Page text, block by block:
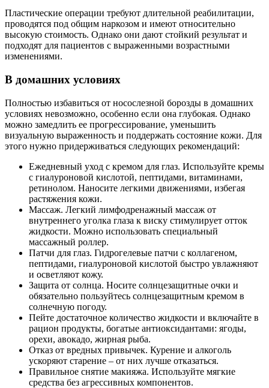
Пластические операции требуют длительной реабилитации,
проводятся под общим наркозом и имеют относительно
высокую стоимость. Однако они дают стойкий результат и
подходят для пациентов с выраженными возрастными
изменениями.
В домашних условиях
Полностью избавиться от носослезной борозды в домашних
условиях невозможно, особенно если она глубокая. Однако
можно замедлить ее прогрессирование, уменьшить
визуальную выраженность и поддержать состояние кожи. Для
этого нужно придерживаться следующих рекомендаций:
Ежедневный уход с кремом для глаз. Используйте кремы
с гиалуроновой кислотой, пептидами, витаминами,
ретинолом. Наносите легкими движениями, избегая
растяжения кожи.
Массаж. Легкий лимфодренажный массаж от
внутреннего уголка глаза к виску стимулирует отток
жидкости. Можно использовать специальный
массажный роллер.
Патчи для глаз. Гидрогелевые патчи с коллагеном,
пептидами, гиалуроновой кислотой быстро увлажняют
и осветляют кожу.
Защита от солнца. Носите солнцезащитные очки и
обязательно пользуйтесь солнцезащитным кремом в
солнечную погоду.
Пейте достаточное количество жидкости и включайте в
рацион продукты, богатые антиоксидантами: ягоды,
орехи, авокадо, жирная рыба.
Отказ от вредных привычек. Курение и алкоголь
ускоряют старение – от них лучше отказаться.
Правильное снятие макияжа. Используйте мягкие
средства без агрессивных компонентов.